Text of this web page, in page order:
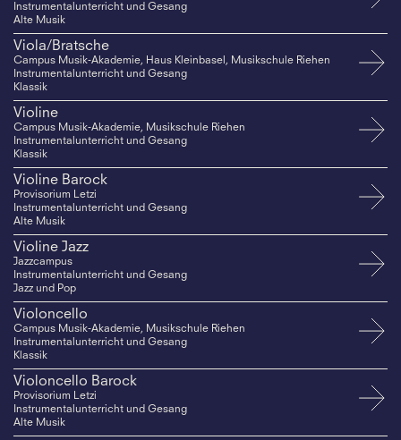
Instrumentalunterricht und Gesang
Alte Musik
Viola/Bratsche
Campus Musik-Akademie, Haus Kleinbasel, Musikschule Riehen
Instrumentalunterricht und Gesang
Klassik
Violine
Campus Musik-Akademie, Musikschule Riehen
Instrumentalunterricht und Gesang
Klassik
Violine Barock
Provisorium Letzi
Instrumentalunterricht und Gesang
Alte Musik
Violine Jazz
Jazzcampus
Instrumentalunterricht und Gesang
Jazz und Pop
Violoncello
Campus Musik-Akademie, Musikschule Riehen
Instrumentalunterricht und Gesang
Klassik
Violoncello Barock
Provisorium Letzi
Instrumentalunterricht und Gesang
Alte Musik